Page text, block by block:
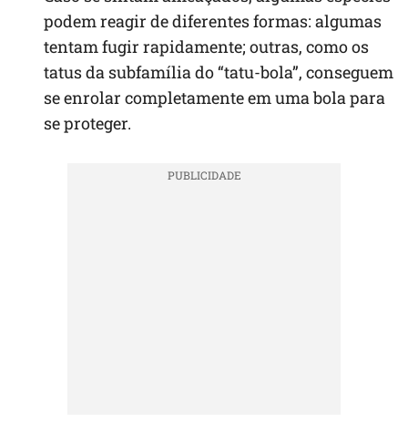
podem reagir de diferentes formas: algumas
tentam fugir rapidamente; outras, como os
tatus da subfamília do “tatu-bola”, conseguem
se enrolar completamente em uma bola para
se proteger.